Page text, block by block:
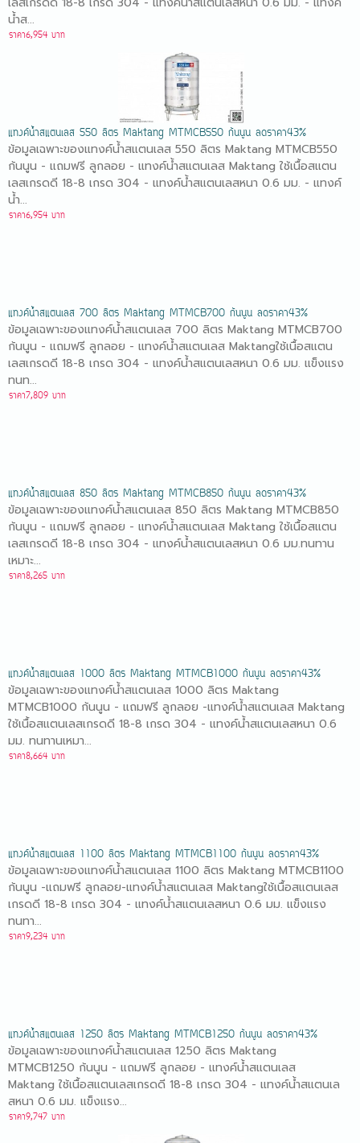
น้ำส...
ราคา6,954 บาท
แทงค์น้ำสแตนเลส 550 ลิตร Maktang MTMCB550 ก้นนูน ลดราคา43%
ข้อมูลเฉพาะของแทงค์น้ำสแตนเลส 550 ลิตร Maktang MTMCB550
ก้นนูน - แถมฟรี ลูกลอย - แทงค์น้ำสแตนเลส Maktang ใช้เนื้อสแตน
เลสเกรดดี 18-8 เกรด 304 - แทงค์น้ำสแตนเลสหนา 0.6 มม. - แทงค์
น้ำ...
ราคา6,954 บาท
แทงค์น้ำสแตนเลส 700 ลิตร Maktang MTMCB700 ก้นนูน ลดราคา43%
ข้อมูลเฉพาะของแทงค์น้ำสแตนเลส 700 ลิตร Maktang MTMCB700
ก้นนูน - แถมฟรี ลูกลอย - แทงค์น้ำสแตนเลส Maktangใช้เนื้อสแตน
เลสเกรดดี 18-8 เกรด 304 - แทงค์น้ำสแตนเลสหนา 0.6 มม. แข็งแรง
ทนท...
ราคา7,809 บาท
แทงค์น้ำสแตนเลส 850 ลิตร Maktang MTMCB850 ก้นนูน ลดราคา43%
ข้อมูลเฉพาะของแทงค์น้ำสแตนเลส 850 ลิตร Maktang MTMCB850
ก้นนูน - แถมฟรี ลูกลอย - แทงค์น้ำสแตนเลส Maktang ใช้เนื้อสแตน
เลสเกรดดี 18-8 เกรด 304 - แทงค์น้ำสแตนเลสหนา 0.6 มม.ทนทาน
เหมาะ...
ราคา8,265 บาท
แทงค์น้ำสแตนเลส 1000 ลิตร Maktang MTMCB1000 ก้นนูน ลดราคา43%
ข้อมูลเฉพาะของแทงค์น้ำสแตนเลส 1000 ลิตร Maktang
MTMCB1000 ก้นนูน - แถมฟรี ลูกลอย -แทงค์น้ำสแตนเลส Maktang
ใช้เนื้อสแตนเลสเกรดดี 18-8 เกรด 304 - แทงค์น้ำสแตนเลสหนา 0.6
มม. ทนทานเหมา...
ราคา8,664 บาท
แทงค์น้ำสแตนเลส 1100 ลิตร Maktang MTMCB1100 ก้นนูน ลดราคา43%
ข้อมูลเฉพาะของแทงค์น้ำสแตนเลส 1100 ลิตร Maktang MTMCB1100
ก้นนูน -แถมฟรี ลูกลอย-แทงค์น้ำสแตนเลส Maktangใช้เนื้อสแตนเลส
เกรดดี 18-8 เกรด 304 - แทงค์น้ำสแตนเลสหนา 0.6 มม. แข็งแรง
ทนทา...
ราคา9,234 บาท
แทงค์น้ำสแตนเลส 1250 ลิตร Maktang MTMCB1250 ก้นนูน ลดราคา43%
ข้อมูลเฉพาะของแทงค์น้ำสแตนเลส 1250 ลิตร Maktang
MTMCB1250 ก้นนูน - แถมฟรี ลูกลอย - แทงค์น้ำสแตนเลส
Maktang ใช้เนื้อสแตนเลสเกรดดี 18-8 เกรด 304 - แทงค์น้ำสแตนเล
สหนา 0.6 มม. แข็งแรง...
ราคา9,747 บาท